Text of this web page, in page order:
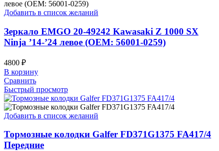
Добавить в список желаний
Зеркало EMGO 20-49242 Kawasaki Z 1000 SX
Ninja ’14-’24 левое (OEM: 56001-0259)
4800 ₽
В корзину
Сравнить
Быстрый просмотр
Добавить в список желаний
Тормозные колодки Galfer FD371G1375 FA417/4
Передние